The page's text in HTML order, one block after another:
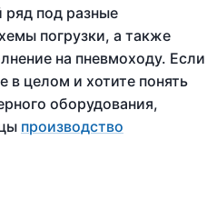
под разные
погрузки, а также
на пневмоходу. Если
в целом и хотите понять
оборудования,
производство